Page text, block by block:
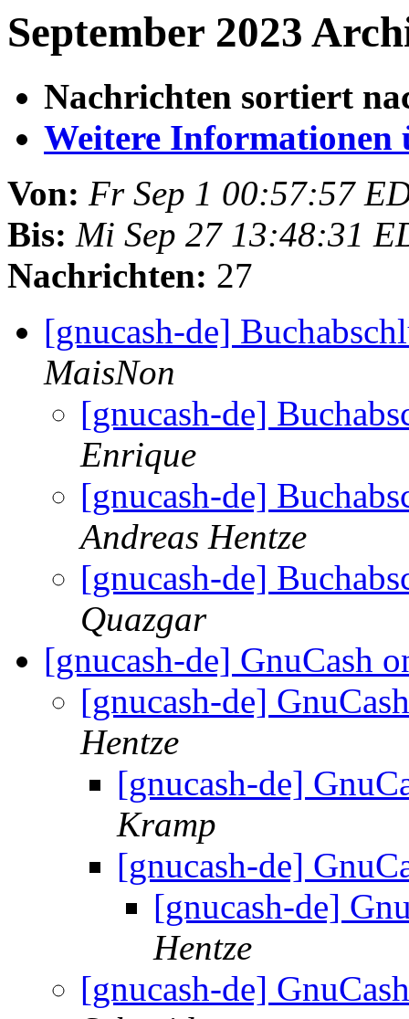
September 2023
Nachrichten sortiert
Weitere Informationen
Von: Fr Sep 1 00:57:57
Bis: Mi Sep 27 13:48:31
Nachrichten: 27
[gnucash-de]
MaisNon
[gnucash-de]
Enrique
[gnucash-de]
Andreas Hentze
[gnucash-de]
Quazgar
[gnucash-de] GnuCash
[gnucash-de]
Hentze
[gnucash-de]
Kramp
[gnucash-de]
[gnucash-de]
Hentze
[gnucash-de]